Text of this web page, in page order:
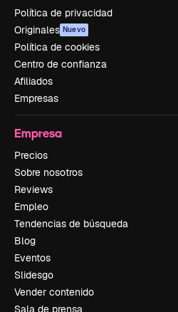
Política de privacidad
Originales Nuevo
Política de cookies
Centro de confianza
Afiliados
Empresas
Empresa
Precios
Sobre nosotros
Reviews
Empleo
Tendencias de búsqueda
Blog
Eventos
Slidesgo
Vender contenido
Sala de prensa